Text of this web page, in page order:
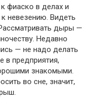
фиаско в делах и
невезению. Видеть
дыры —
Недавно
— не надо делать
в предприятия,
знакомыми.
во сне, значит,